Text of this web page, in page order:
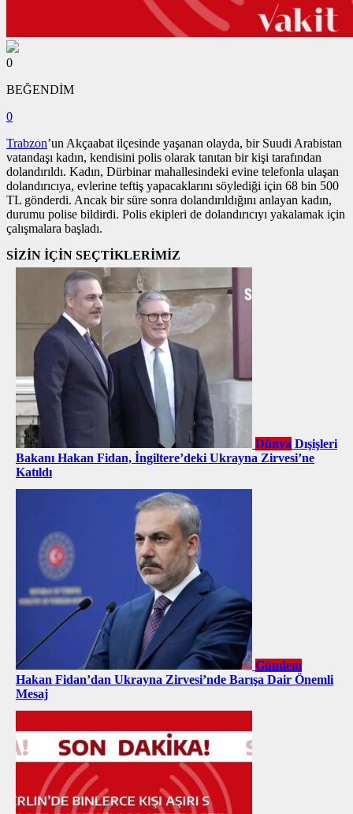
0
BEĞENDİM
0
Trabzon’un Akçaabat ilçesinde yaşanan olayda, bir Suudi Arabistan
vatandaşı kadın, kendisini polis olarak tanıtan bir kişi tarafından
dolandırıldı. Kadın, Dürbinar mahallesindeki evine telefonla ulaşan
dolandırıcıya, evlerine teftiş yapacaklarını söylediği için 68 bin 500
TL gönderdi. Ancak bir süre sonra dolandırıldığını anlayan kadın,
durumu polise bildirdi. Polis ekipleri de dolandırıcıyı yakalamak için
çalışmalara başladı.
SİZİN İÇİN SEÇTİKLERİMİZ
Dünya Dışişleri
Bakanı Hakan Fidan, İngiltere’deki Ukrayna Zirvesi’ne
Katıldı
Gündem
Hakan Fidan’dan Ukrayna Zirvesi’nde Barışa Dair Önemli
Mesaj